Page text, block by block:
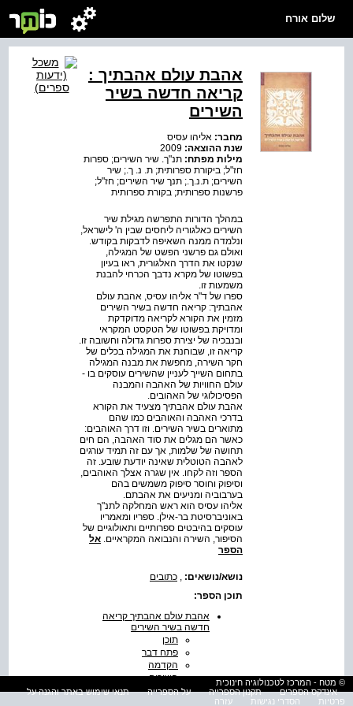
שלום אורח
אהבת עולם אהבתיך :
קריאה חדשה בשיר
השירים
מחבר: אליהו עסיס
שנת ההוצאה:
מילות מפתח: תנ"ך. שיר השירים; ספרות
חז"ל; ביקורת ספרותית; ת. נ. ך.; שיר
השירים; ת.נ.ך.; תנך שיר השירים; חז"ל;
פרשנות ספרותית; בקורת ספרותית
במהלך הדורות התפרשה מגילת שיר
השירים כאלגוריה ליחסים שבין ה' לישראל,
ונלמדה ממנה השאיפה לדבקות בקודש.
ואולם גם פרשני הפשט של המגילה,
שנקטו את הדרך האלגורית, ראו בעיון
בפשוטו של מקרא נדבך הכרחי להבנת
משמעות זו.
ספרו של ד"ר אליהו עסיס, אהבת עולם
אהבתיך: קריאה חדשה בשיר השירים
מזמין את הקורא לקריאה מדוקדקת
ומדויקת בפשוטו של הטקסט המקראי
ובנבכיה של יצירת ספרות גדולה וחשובה זו.
קריאה זו, שבוחנת את המגילה בכלים של
חקר השירה, מחפשת את מבנה המגילה
בתחום השייך לעניין שהשירים עוסקים בו -
עולם החוויות של האהבה והמבנה
הפסיכולוגי של האהובים.
אהבת עולם אהבתיך מצעיד את הקורא
בדרכי האהבה והאוהבים כמו שהם
מתוארים בשיר השירים. וזו דרך האוהבים:
כאשר הם מגלים את סוד האהבה, הם חים
תחושה של שלמות, אך עם זה תמיד עורגים
לאהבה הטוטלית שאינה יודעת שובע. זה
הספר וזה לקחו. אין שגרה אצלך האוהבים,
וסיפוק וחוסר סיפוק משמשים בהם
בערבוביה ומניעים את אהבתם.
אליהו עסיס הוא ראש המחלקה לתנ"ך
באוניברסיטת בר-אילן. ספריו ומאמריו
עוסקים בהיבטים ספרותיים ותאולוגיים של
הסיפור, השירה והנבואה המקראיים. אל
הספר
נושא/נושאים:
כתובים
תוכן הספר:
אהבת עולם אהבתיך קריאה
חדשה בשיר השירים
תוכן
פתח דבר
הקדמה
השירים
יחידה ראשונה:
© מטח - המרכז לטכנולוגיה חינוכית
אינדקס הספרים
תקנון הספרייה על הספרייה
תנאי שימוש באתר והגנה על
פרטיות
הסדרי נגישות עזרה